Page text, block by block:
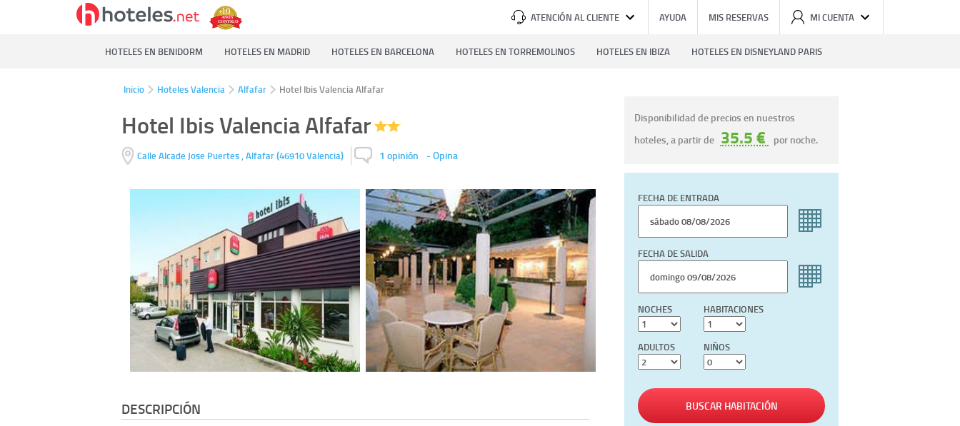
ATENCIÓN AL CLIENTE AYUDA MIS RESERVAS MI CUENTA
HOTELES EN BENIDORM HOTELES EN MADRID HOTELES EN BARCELONA HOTELES EN TORREMOLINOS HOTELES EN IBIZA HOTELES EN DISNEYLAND PARIS
Inicio Hoteles Valencia Alfafar Hotel Ibis Valencia Alfafar
Hotel Ibis Valencia Alfafar
Calle Alcade Jose Puertes ,Alfafar(46910Valencia) 1 opinión -Opina
DESCRIPCIÓN
Disponibilidad de precios en nuestros
hoteles, a partir de 35.5 € por noche.
FECHA DE ENTRADA
FECHA DE SALIDA
NOCHES HABITACIONES
ADULTOS NIÑOS
BUSCAR HABITACIÓN